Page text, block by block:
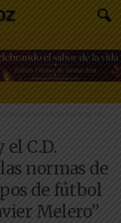
acuerdan las normas de de los...
C.D.
normas de
de fútbol
Melero”